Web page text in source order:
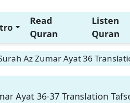
Read
Quran
Listen
Quran
Az Zumar Ayat 36
Ayat 36-37 Translation